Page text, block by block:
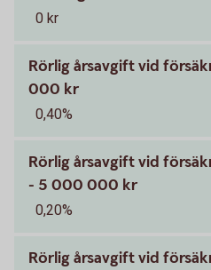
0 kr
Rörlig årsavgift vid
000 kr
0,40%
Rörlig årsavgift vid
- 5 000 000 kr
0,20%
Rörlig årsavgift vid